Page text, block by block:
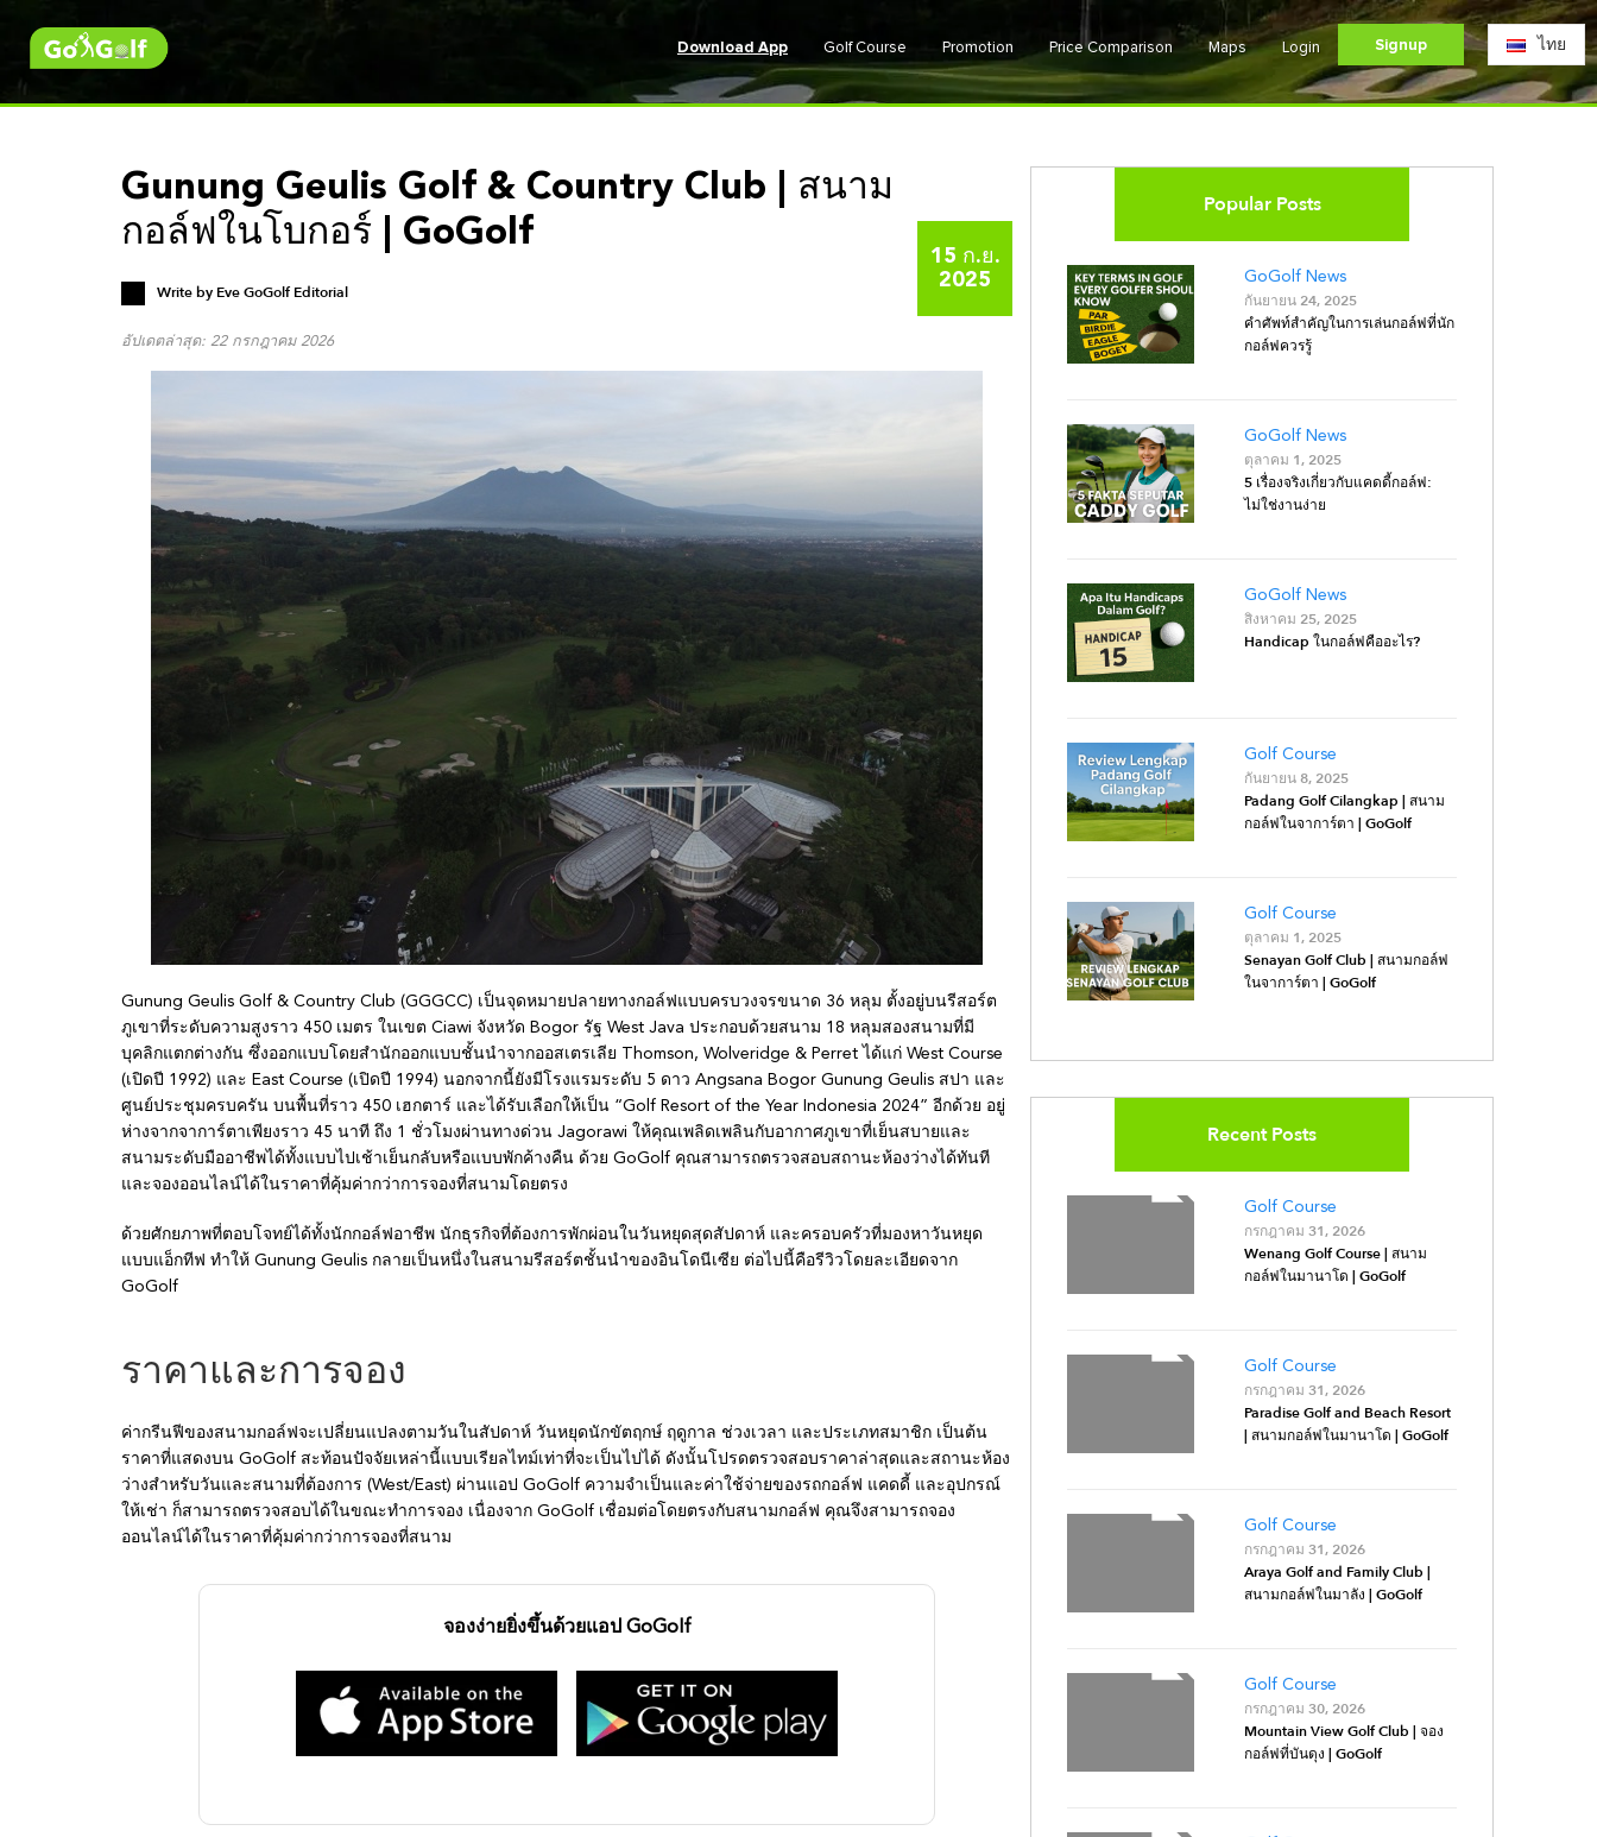
Download App Golf Course Promotion Price Comparison Maps Login Signup ไทย
Gunung Geulis Golf & Country Club | สนาม
กอล์ฟในโบกอร์ | GoGolf
15 ก.ย.
2025
Write by Eve GoGolf Editorial
อัปเดตล่าสุด: 22 กรกฎาคม 2026
Gunung Geulis Golf & Country Club (GGGCC) เป็นจุดหมายปลายทางกอล์ฟแบบครบวงจรขนาด 36 หลุม ตั้งอยู่บนรีสอร์ต
ภูเขาที่ระดับความสูงราว 450 เมตร ในเขต Ciawi จังหวัด Bogor รัฐ West Java ประกอบด้วยสนาม 18 หลุมสองสนามที่มี
บุคลิกแตกต่างกัน ซึ่งออกแบบโดยสำนักออกแบบชั้นนำจากออสเตรเลีย Thomson, Wolveridge & Perret ได้แก่ West Course
(เปิดปี 1992) และ East Course (เปิดปี 1994) นอกจากนี้ยังมีโรงแรมระดับ 5 ดาว Angsana Bogor Gunung Geulis สปา และ
ศูนย์ประชุมครบครัน บนพื้นที่ราว 450 เฮกตาร์ และได้รับเลือกให้เป็น “Golf Resort of the Year Indonesia 2024” อีกด้วย อยู่
ห่างจากจาการ์ตาเพียงราว 45 นาที ถึง 1 ชั่วโมงผ่านทางด่วน Jagorawi ให้คุณเพลิดเพลินกับอากาศภูเขาที่เย็นสบายและ
สนามระดับมืออาชีพได้ทั้งแบบไปเช้าเย็นกลับหรือแบบพักค้างคืน ด้วย GoGolf คุณสามารถตรวจสอบสถานะห้องว่างได้ทันที
และจองออนไลน์ได้ในราคาที่คุ้มค่ากว่าการจองที่สนามโดยตรง
ด้วยศักยภาพที่ตอบโจทย์ได้ทั้งนักกอล์ฟอาชีพ นักธุรกิจที่ต้องการพักผ่อนในวันหยุดสุดสัปดาห์ และครอบครัวที่มองหาวันหยุด
แบบแอ็กทีฟ ทำให้ Gunung Geulis กลายเป็นหนึ่งในสนามรีสอร์ตชั้นนำของอินโดนีเซีย ต่อไปนี้คือรีวิวโดยละเอียดจาก
GoGolf
ราคาและการจอง
ค่ากรีนฟีของสนามกอล์ฟจะเปลี่ยนแปลงตามวันในสัปดาห์ วันหยุดนักขัตฤกษ์ ฤดูกาล ช่วงเวลา และประเภทสมาชิก เป็นต้น
ราคาที่แสดงบน GoGolf สะท้อนปัจจัยเหล่านี้แบบเรียลไทม์เท่าที่จะเป็นไปได้ ดังนั้นโปรดตรวจสอบราคาล่าสุดและสถานะห้อง
ว่างสำหรับวันและสนามที่ต้องการ (West/East) ผ่านแอป GoGolf ความจำเป็นและค่าใช้จ่ายของรถกอล์ฟ แคดดี้ และอุปกรณ์
ให้เช่า ก็สามารถตรวจสอบได้ในขณะทำการจอง เนื่องจาก GoGolf เชื่อมต่อโดยตรงกับสนามกอล์ฟ คุณจึงสามารถจอง
ออนไลน์ได้ในราคาที่คุ้มค่ากว่าการจองที่สนาม
จองง่ายยิ่งขึ้นด้วยแอป GoGolf
Popular Posts
GoGolf News
กันยายน 24, 2025
คำศัพท์สำคัญในการเล่นกอล์ฟที่นัก
กอล์ฟควรรู้
GoGolf News
ตุลาคม 1, 2025
5 เรื่องจริงเกี่ยวกับแคดดี้กอล์ฟ:
ไม่ใช่งานง่าย
GoGolf News
สิงหาคม 25, 2025
Handicap ในกอล์ฟคืออะไร?
Golf Course
กันยายน 8, 2025
Padang Golf Cilangkap | สนาม
กอล์ฟในจาการ์ตา | GoGolf
Golf Course
ตุลาคม 1, 2025
Senayan Golf Club | สนามกอล์ฟ
ในจาการ์ตา | GoGolf
Recent Posts
Golf Course
กรกฎาคม 31, 2026
Wenang Golf Course | สนาม
กอล์ฟในมานาโด | GoGolf
Golf Course
กรกฎาคม 31, 2026
Paradise Golf and Beach Resort
| สนามกอล์ฟในมานาโด | GoGolf
Golf Course
กรกฎาคม 31, 2026
Araya Golf and Family Club |
สนามกอล์ฟในมาลัง | GoGolf
Golf Course
กรกฎาคม 30, 2026
Mountain View Golf Club | จอง
กอล์ฟที่บันดุง | GoGolf